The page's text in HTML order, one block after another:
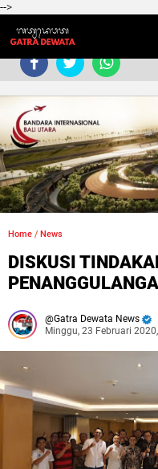
-->
Home / News
DISKUSI
Gatra Dewata News
Minggu, 23 Februari